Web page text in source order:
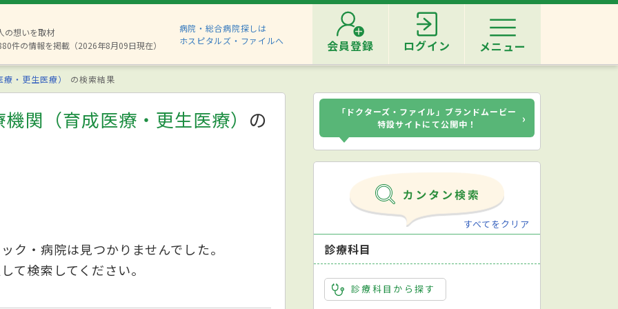
の想いを取材
件の情報を掲載（2026年8月09日現在）
病院・総合病院探しは
ホスピタルズ・ファイルへ
会員登録 ログイン メニュー
・更生医療） の検索結果
関（育成医療・更生医療） の
ク・病院は見つかりませんでした。
て検索してください。
「ドクターズ・ファイル」ブランドムービー
特設サイトにて公開中！
›
すべてをクリア
診療科目
診療科目から探す